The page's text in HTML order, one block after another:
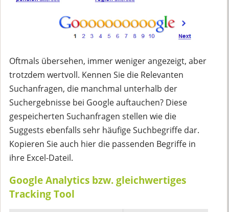
Oftmals übersehen, immer weniger angezeigt, aber
trotzdem wertvoll. Kennen Sie die Relevanten
Suchanfragen, die manchmal unterhalb der
Suchergebnisse bei Google auftauchen? Diese
gespeicherten Suchanfragen stellen wie die
Suggests ebenfalls sehr häufige Suchbegriffe dar.
Kopieren Sie auch hier die passenden Begriffe in
ihre Excel-Dateil.
Google Analytics bzw. gleichwertiges
Tracking Tool